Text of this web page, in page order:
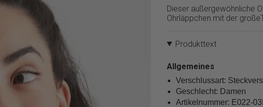
{{
product
"multiples_of"=>"Schritte
{{
quantity
}}",
"minimum_of"=>"Minimum
von
Dieser außergewöhnliche
Ohrläppchen mit der
Produkttext
Allgemeines
Verschlussart:
Geschlecht: Damen
Artikelnummer: E022-